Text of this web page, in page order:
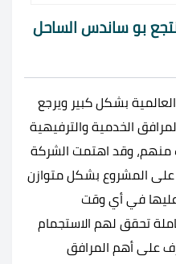
بو ساندس الساحل
بشكل كبير ويرجع
الخدمية والترفيهية
منهم، وقد اهتمت الشركة
المشروع بشكل متوازن
في أي وقت
تحقق لهم الاستجمام
على أهم المرافق